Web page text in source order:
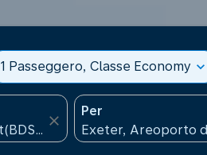
1 Passeggero, Classe Economy expand_more
close
Per